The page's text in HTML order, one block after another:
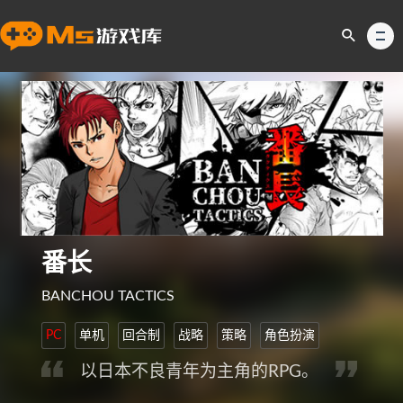
番长
BANCHOU TACTICS
PC 单机 回合制 战略 策略 角色扮演
以日本不良青年为主角的RPG。